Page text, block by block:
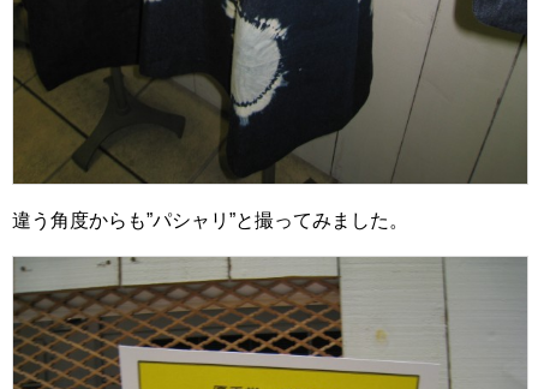
違う角度からも”パシャリ”と撮ってみました。